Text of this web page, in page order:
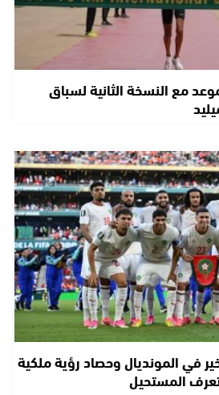
مع النسخة الثانية لسباق
في المونديال وحصاد رؤية ملكية
المستحيل